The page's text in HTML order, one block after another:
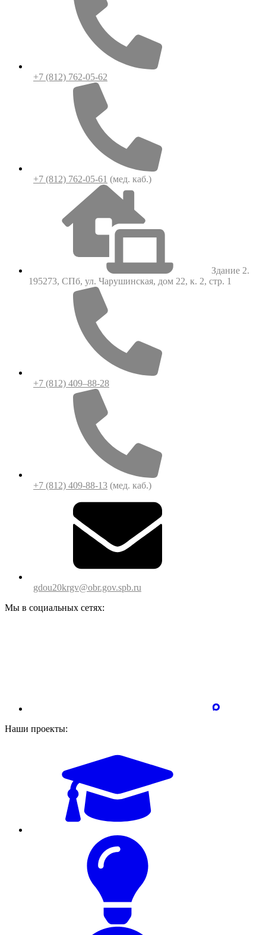
+7 (812) 762-05-62
+7 (812) 762-05-61 (мед. каб.)
Здание 2.
195273, СПб, ул. Чарушинская, дом 22, к. 2, стр. 1
+7 (812) 409–88-28
+7 (812) 409-88-13 (мед. каб.)
gdou20krgv@obr.gov.spb.ru
Мы в социальных сетях:
Наши проекты: